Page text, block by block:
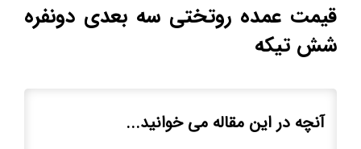
قیمت عمده روتختی سه بعدی دونفره
شش تیکه
آنچه در این مقاله می خوانید...